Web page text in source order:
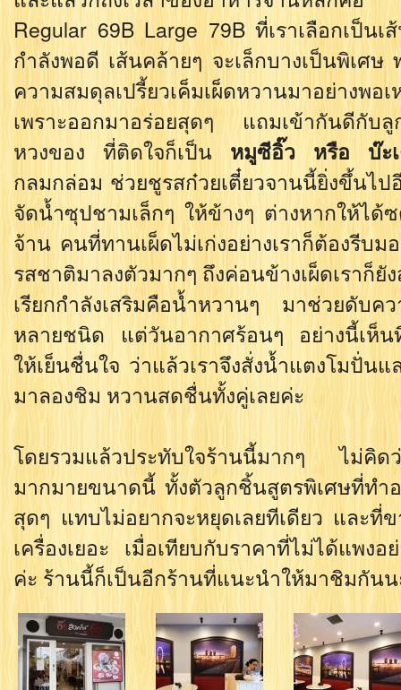
Regular 69B Large 79B ที่เราเลือกเป็
กำลังพอดี เส้นคล้ายๆ จะเล็กบางเป็นพิเศษ
ความสมดุลเปรี้ยวเค็มเผ็ดหวานมาอย่างพอ
เพราะออกมาอร่อยสุดๆ แถมเข้ากันดีกับ
หวงของ ที่ติดใจก็เป็นหมูซีอิ๊ว หรือ บ๊ะ
กลมกล่อม ช่วยชูรสก๋วยเตี๋ยวจานนี้ยิ่งขึ้นไป
จัดน้ำซุปชามเล็กๆ ให้ข้างๆ ต่างหากให้ไ
จ้าน คนที่ทานเผ็ดไม่เก่งอย่างเราก็ต้องรีบ
รสชาติมาลงตัวมากๆ ถึงค่อนข้างเผ็ดเราก็
เรียกกำลังเสริมคือน้ำหวานๆ มาช่วยดับค
หลายชนิด แต่วันอากาศร้อนๆ อย่างนี้เห็น
ให้เย็นชื่นใจ ว่าแล้วเราจึงสั่งน้ำแตงโมปั่น
มาลองชิม หวานสดชื่นทั้งคู่เลยค่ะ
โดยรวมแล้วประทับใจร้านนี้มากๆ ไม่คิดว่
มากมายขนาดนี้ ทั้งตัวลูกชิ้นสูตรพิเศษที่ทำ
สุดๆ แทบไม่อยากจะหยุดเลยทีเดียว และที่
เครื่องเยอะ เมื่อเทียบกับราคาที่ไม่ได้แพง
ค่ะ ร้านนี้ก็เป็นอีกร้านที่แนะนำให้มาชิมกัน